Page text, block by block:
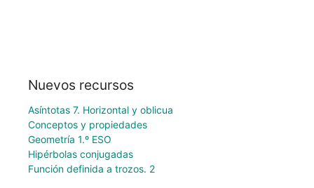
Nuevos recursos
Asíntotas 7. Horizontal y oblicua
Conceptos y propiedades
Geometría 1.º ESO
Hipérbolas conjugadas
Función definida a trozos. 2